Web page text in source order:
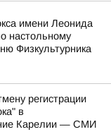
имени Леонида
настольному
Физкультурника
регистрации
в
Карелии — СМИ